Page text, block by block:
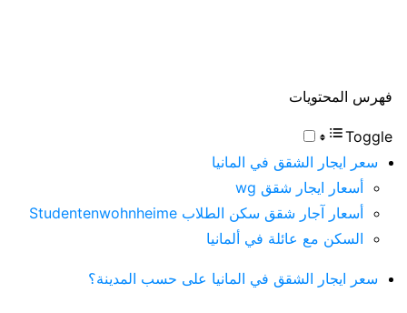
فهرس المحتويات
Toggle
سعر ايجار الشقق في المانيا
أسعار ايجار شقق wg
أسعار آجار شقق سكن الطلاب Studentenwohnheime
السكن مع عائلة في ألمانيا
سعر ايجار الشقق في المانيا على حسب المدينة؟